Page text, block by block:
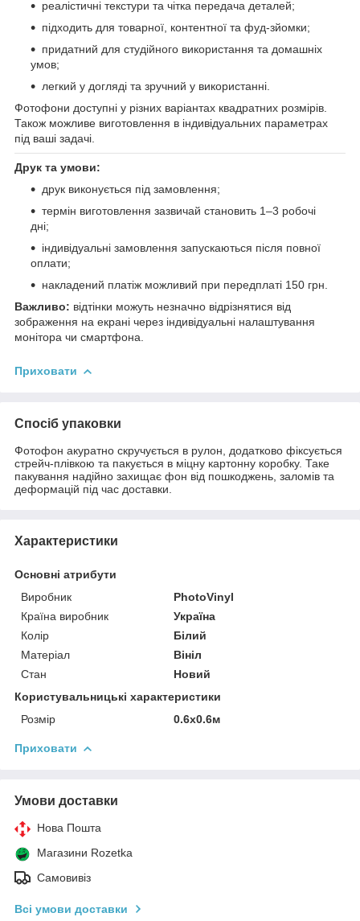
реалістичні текстури та чітка передача деталей;
підходить для товарної, контентної та фуд-зйомки;
придатний для студійного використання та домашніх
умов;
легкий у догляді та зручний у використанні.
Фотофони доступні у різних варіантах квадратних розмірів.
Також можливе виготовлення в індивідуальних параметрах
під ваші задачі.
Друк та умови:
друк виконується під замовлення;
термін виготовлення зазвичай становить 1–3 робочі
дні;
індивідуальні замовлення запускаються після повної
оплати;
накладений платіж можливий при передплаті 150 грн.
Важливо: відтінки можуть незначно відрізнятися від
зображення на екрані через індивідуальні налаштування
монітора чи смартфона.
Приховати
Спосіб упаковки
Фотофон акуратно скручується в рулон, додатково фіксується
стрейч-плівкою та пакується в міцну картонну коробку. Таке
пакування надійно захищає фон від пошкоджень, заломів та
деформацій під час доставки.
Характеристики
Основні атрибути
Виробник
PhotoVinyl
Країна виробник
Україна
Колір
Білий
Матеріал
Вініл
Стан
Новий
Користувальницькі характеристики
Розмір
0.6х0.6м
Приховати
Умови доставки
Нова Пошта
Магазини Rozetka
Самовивіз
Всі умови доставки